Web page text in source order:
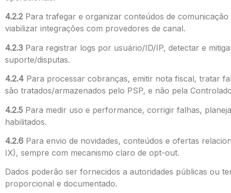
4.2.2 Para trafegar e organizar conteúdos de
viabilizar integrações com provedores de canal.
4.2.3 Para registrar logs por usuário/ID/IP, detectar e
suporte/disputas.
4.2.4 Para processar cobranças, emitir nota fiscal, tratar
são tratados/armazenados pelo PSP, e não pela
4.2.5 Para medir uso e performance, corrigir falhas,
habilitados.
4.2.6 Para envio de novidades, conteúdos e ofertas
IX), sempre com mecanismo claro de opt-out.
Dados poderão ser fornecidos a autoridades públicas ou
proporcional e documentado.